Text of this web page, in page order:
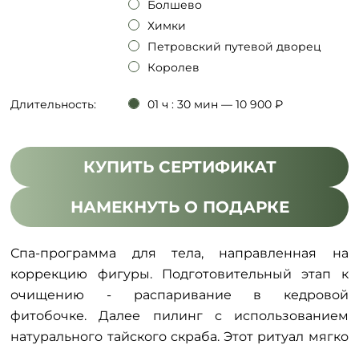
Болшево
Химки
Петровский путевой дворец
Королев
Длительность: 01 ч : 30 мин — 10 900 ₽
Спа-программа для тела, направленная на
коррекцию фигуры. Подготовительный этап к
очищению - распаривание в кедровой
фитобочке. Далее пилинг с использованием
натурального тайского скраба. Этот ритуал мягко
КУПИТЬ СЕРТИФИКАТ
НАМЕКНУТЬ О ПОДАРКЕ